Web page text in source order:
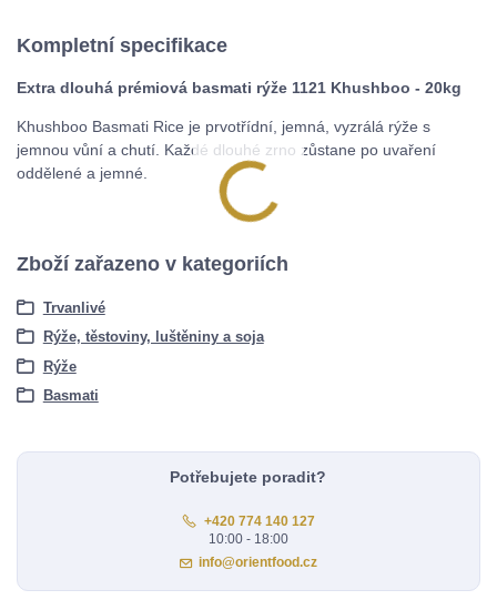
Kompletní specifikace
Extra dlouhá prémiová basmati rýže 1121 Khushboo - 20kg
Khushboo Basmati Rice je prvotřídní, jemná, vyzrálá rýže s
jemnou vůní a chutí. Každé dlouhé zrno zůstane po uvaření
oddělené a jemné.
Zboží zařazeno v kategoriích
Trvanlivé
Rýže, těstoviny, luštěniny a soja
Rýže
Basmati
Potřebujete poradit?
+420 774 140 127
10:00 - 18:00
info@orientfood.cz